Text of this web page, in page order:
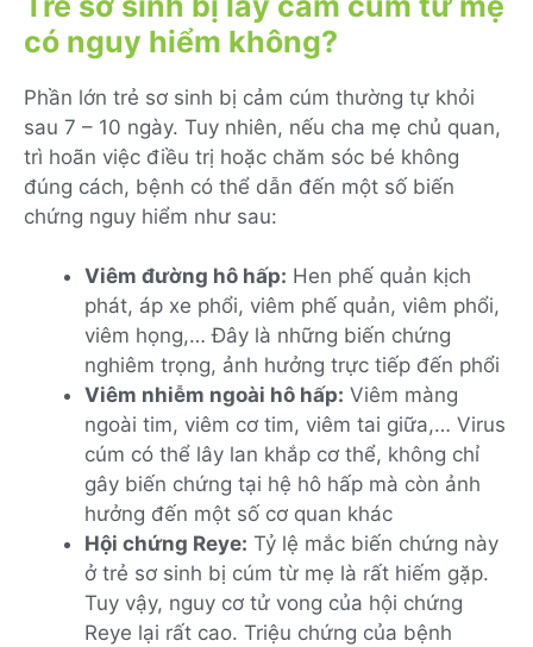
có nguy hiểm không?
Phần lớn trẻ sơ sinh bị cảm cúm thường tự khỏi
sau 7 – 10 ngày. Tuy nhiên, nếu cha mẹ chủ quan,
trì hoãn việc điều trị hoặc chăm sóc bé không
đúng cách, bệnh có thể dẫn đến một số biến
chứng nguy hiểm như sau:
Viêm đường hô hấp: Hen phế quản kịch
phát, áp xe phổi, viêm phế quản, viêm phổi,
viêm họng,… Đây là những biến chứng
nghiêm trọng, ảnh hưởng trực tiếp đến phổi
Viêm nhiễm ngoài hô hấp: Viêm màng
ngoài tim, viêm cơ tim, viêm tai giữa,… Virus
cúm có thể lây lan khắp cơ thể, không chỉ
gây biến chứng tại hệ hô hấp mà còn ảnh
hưởng đến một số cơ quan khác
Hội chứng Reye: Tỷ lệ mắc biến chứng này
ở trẻ sơ sinh bị cúm từ mẹ là rất hiếm gặp.
Tuy vậy, nguy cơ tử vong của hội chứng
Reye lại rất cao. Triệu chứng của bệnh